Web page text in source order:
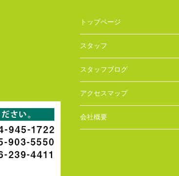
トップページ
スタッフ
スタッフブログ
アクセスマップ
会社概要